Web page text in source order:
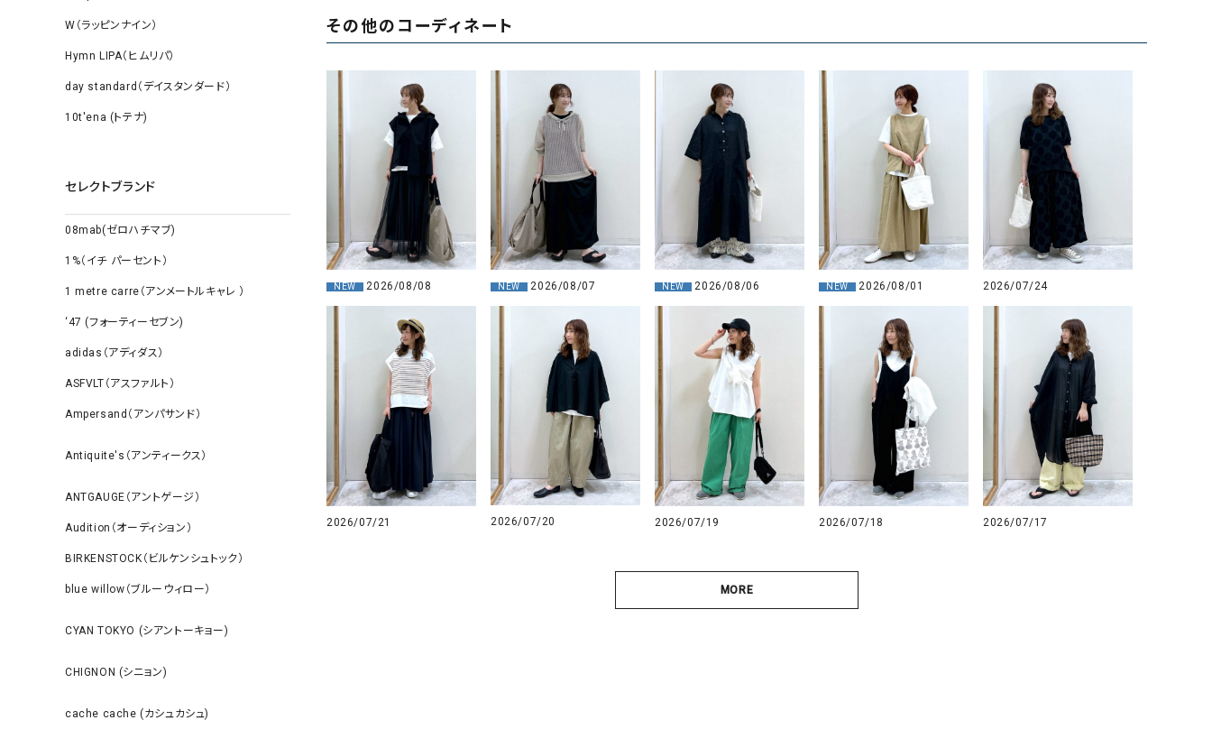
GAIMO（ガイモ）
UNIVERSAL OVERALL（
GRAMICCI（グラミチ）
（ｇ） （グラム）
Gives a sense of fullment +phenix（フェニックス）
HUNTER（ハンター） WILD THINGS（ワイルドシ
ICHI（イチ）
ILIMA（イリマ）
W（ラッピンナイン）
Hymn LIPA（ヒムリパ）
day standard（デイスタンダード）
10t'ena (トテナ)
セレクトブランド
08mab(ゼロハチマブ)
1%（イチ パーセント）
1 metre carre（アンメートルキャレ ）
‘47 (フォーティーセブン)
adidas（アディダス）
ASFVLT（アスファルト）
Ampersand（アンパサンド）
Antiquite's（アンティークス）
ANTGAUGE（アントゲージ）
Audition（オーディション）
BIRKENSTOCK（ビルケンシュトック）
blue willow（ブルーウィロー）
CYAN TOKYO (シアントーキョー)
CHIGNON (シニョン)
cache cache (カシュカシュ)
その他のコーディネート
NEW 2026/08/08 NEW 2026/08/07 NEW 2026/08/06 NEW 2026/08/01 2026/07/24
2026/07/21 2026/07/20 2026/07/19 2026/07/18 2026/07/17
MORE